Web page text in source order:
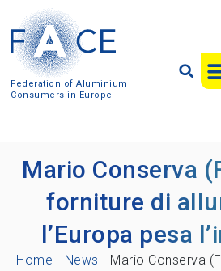
Federation of Aluminium
Consumers in Europe
Mario Conserva
forniture di
l’Europa pesa
Home - News - Mario Conserva